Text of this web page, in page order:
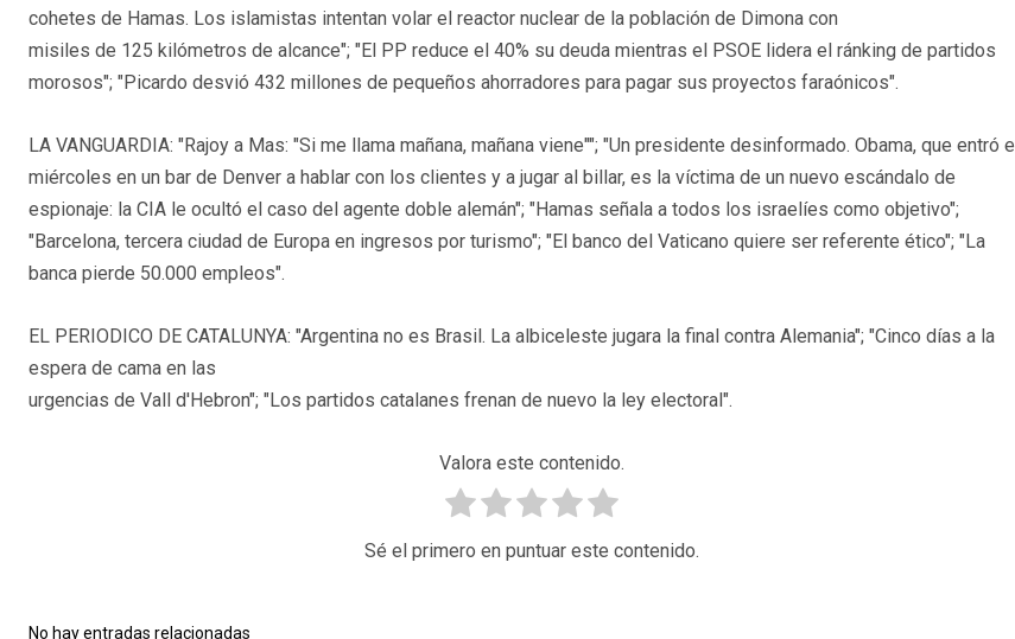
cohetes de Hamas. Los islamistas intentan volar el reactor nuclear de la población de Dimona con
misiles de 125 kilómetros de alcance"; "El PP reduce el 40% su deuda mientras el PSOE lidera el ránking de partidos
morosos"; "Picardo desvió 432 millones de pequeños ahorradores para pagar sus proyectos faraónicos".
LA VANGUARDIA: "Rajoy a Mas: "Si me llama mañana, mañana viene""; "Un presidente desinformado. Obama, que entró el
miércoles en un bar de Denver a hablar con los clientes y a jugar al billar, es la víctima de un nuevo escándalo de
espionaje: la CIA le ocultó el caso del agente doble alemán"; "Hamas señala a todos los israelíes como objetivo";
"Barcelona, tercera ciudad de Europa en ingresos por turismo"; "El banco del Vaticano quiere ser referente ético"; "La
banca pierde 50.000 empleos".
EL PERIODICO DE CATALUNYA: "Argentina no es Brasil. La albiceleste jugara la final contra Alemania"; "Cinco días a la
espera de cama en las
urgencias de Vall d'Hebron"; "Los partidos catalanes frenan de nuevo la ley electoral".
Valora este contenido.
Sé el primero en puntuar este contenido.
No hay entradas relacionadas